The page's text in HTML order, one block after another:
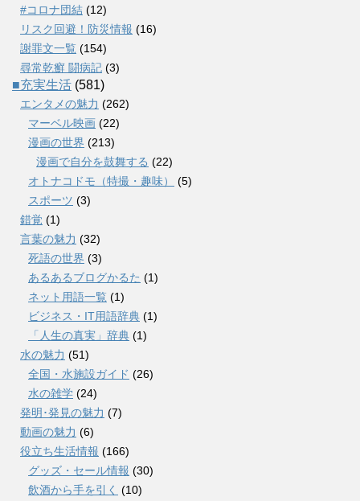
#コロナ団結 (12)
リスク回避！防災情報 (16)
謝罪文一覧 (154)
尋常乾癬 闘病記 (3)
■充実生活 (581)
エンタメの魅力 (262)
マーベル映画 (22)
漫画の世界 (213)
漫画で自分を鼓舞する (22)
オトナコドモ（特撮・趣味）
(5)
スポーツ (3)
錯覚 (1)
言葉の魅力 (32)
死語の世界 (3)
あるあるブログかるた (1)
ネット用語一覧 (1)
ビジネス・IT用語辞典 (1)
「人生の真実」辞典 (1)
水の魅力 (51)
全国・水施設ガイド (26)
水の雑学 (24)
発明･発見の魅力 (7)
動画の魅力 (6)
役立ち生活情報 (166)
グッズ・セール情報 (30)
飲酒から手を引く (10)